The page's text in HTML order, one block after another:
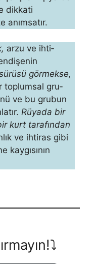
dikkati
anımsatır.
arzu ve ihti­
görmekse,
toplumsal gru­
ve bu grubun
Rüyada bir
kurt tarafından
ve ihtiras gibi
kaygısının